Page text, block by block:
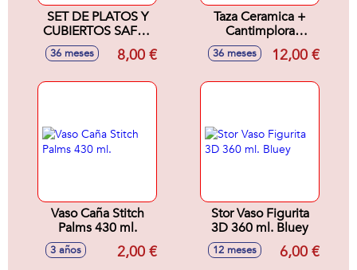
SET DE PLATOS Y
CUBIERTOS SAFTA
PREESCOLAR
"OVEJITA"
36 meses 8,00 €
Taza Ceramica +
Cantimplora
Aluminio 500Ml
Pokemon (6X1)
36 meses 12,00 €
Vaso Caña Stitch
Palms 430 ml.
3 años 2,00 €
Stor Vaso Figurita
3D 360 ml. Bluey
12 meses 6,00 €